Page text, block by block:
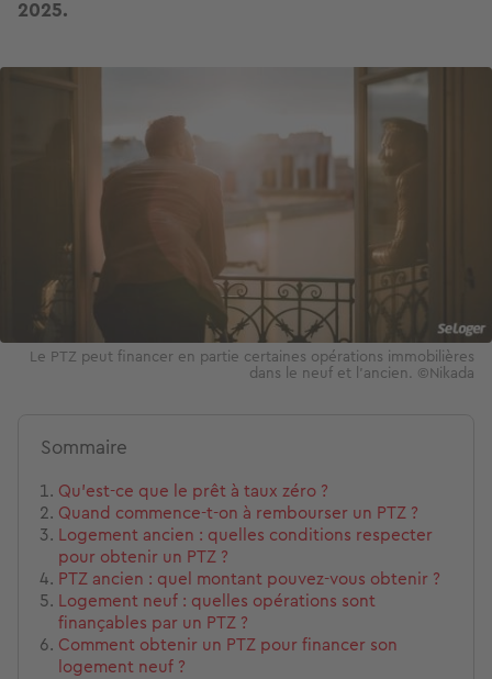
2025.
Image
Le PTZ peut financer en partie certaines opérations immobilières
dans le neuf et l’ancien. ©Nikada
Sommaire
Qu’est-ce que le prêt à taux zéro ?
Quand commence-t-on à rembourser un PTZ ?
Logement ancien : quelles conditions respecter
pour obtenir un PTZ ?
PTZ ancien : quel montant pouvez-vous obtenir ?
Logement neuf : quelles opérations sont
finançables par un PTZ ?
Comment obtenir un PTZ pour financer son
logement neuf ?